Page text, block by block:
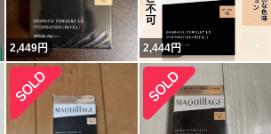
2,449円 2,444円